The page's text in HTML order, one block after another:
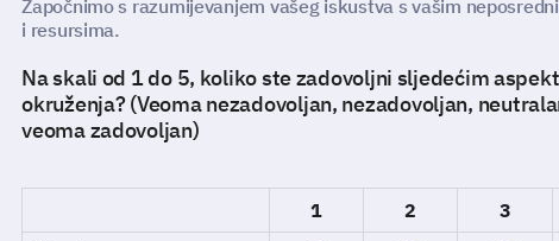
Započnimo s razumijevanjem vašeg iskustva s vašim
i resursima.
Na skali od 1 do 5, koliko ste zadovoljni sljedećim
okruženja? (Veoma nezadovoljan, nezadovoljan,
veoma zadovoljan)
1 2 3